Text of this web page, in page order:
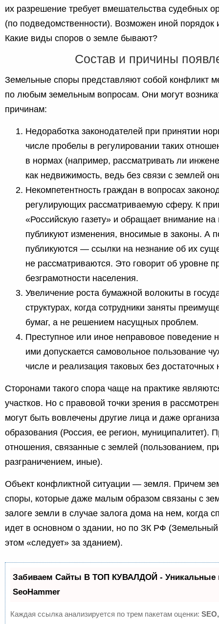
их разрешение требует вмешательства судебных
(по подведомственности). Возможен иной порядок
Какие виды споров о земле бывают?
Состав и причины
Земельные споры представляют собой конфликт
по любым земельным вопросам. Они могут
причинам:
Недоработка законодателей при принятии
числе пробелы в регулировании таких
в нормах (например, рассматривать ли
как недвижимость, ведь без связи с землей
Некомпетентность граждан в вопросах
регулирующих рассматриваемую сферу. К
«Российскую газету» и обращает внимание
публикуют изменения, вносимые в законы. А
публикуются — ссылки на незнание об их
не рассматриваются. Это говорит об уровне
безграмотности населения.
Увеличение роста бумажной волокиты в
структурах, когда сотрудники заняты
бумаг, а не решением насущных проблем.
Преступное или иное неправовое поведение
ими допускается самовольное пользование
числе и реализация таковых без
Сторонами такого спора чаще на практике
участков. Но с правовой точки зрения в
могут быть вовлечены другие лица и даже
образования (Россия, ее регион, муниципалитет).
отношения, связанные с землей (пользованием,
разграничением, иные).
Объект конфликтной ситуации — земля. Причем
споры, которые даже малым образом связаны с
залоге земли в случае залога дома на нем, когда
идет в основном о здании, но по ЗК РФ
этом «следует» за зданием).
Забиваем Сайты В ТОП КУВАЛДОЙ - Уникальные
SeoHammer
Каждая ссылка анализируется по трем пакетам оценки: